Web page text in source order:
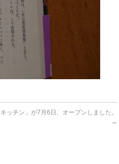
ッチン」が7月6日、オープンしました。
→